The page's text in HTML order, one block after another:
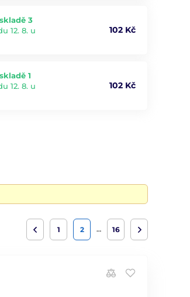
3
12. 8. u
102 Kč
1
12. 8. u
102 Kč
1 2 … 16